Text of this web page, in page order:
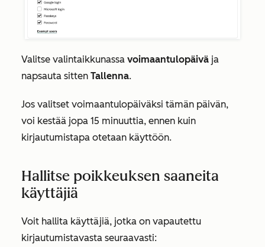
Valitse valintaikkunassa voimaantulopäivä ja
napsauta sitten Tallenna.
Jos valitset voimaantulopäiväksi tämän päivän,
voi kestää jopa 15 minuuttia, ennen kuin
kirjautumistapa otetaan käyttöön.
Hallitse poikkeuksen saaneita
käyttäjiä
Voit hallita käyttäjiä, jotka on vapautettu
kirjautumistavasta seuraavasti: